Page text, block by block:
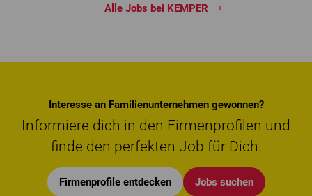
Alle Jobs bei KEMPER
Interesse an Familienunternehmen gewonnen?
Informiere dich in den Firmenprofilen und
finde den perfekten Job für Dich.
Firmenprofile entdecken Jobs suchen